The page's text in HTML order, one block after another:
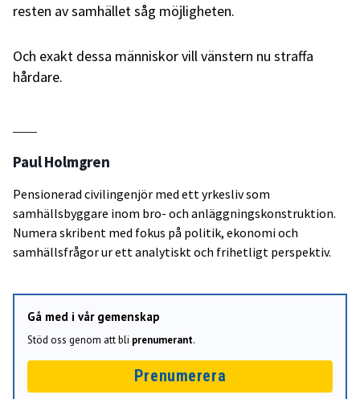
resten av samhället såg möjligheten.
Och exakt dessa människor vill vänstern nu straffa
hårdare.
Paul Holmgren
Pensionerad civilingenjör med ett yrkesliv som
samhällsbyggare inom bro- och anläggningskonstruktion.
Numera skribent med fokus på politik, ekonomi och
samhällsfrågor ur ett analytiskt och frihetligt perspektiv.
Gå med i vår gemenskap
Stöd oss genom att bli prenumerant.
Prenumerera